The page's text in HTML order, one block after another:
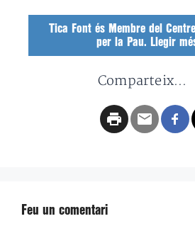
Tica Font és Membre del
per la Pau. Llegir
Comparteix...
Feu un comentari